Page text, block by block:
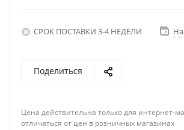
СРОК ПОСТАВКИ 3-4 НЕДЕЛИ
Поделиться
Цена действительна только для интернет-
отличаться от цен в розничных магазинах